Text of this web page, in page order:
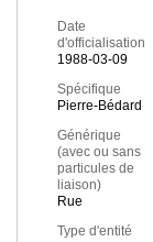
Date
d'officialisation
1988-03-09
Spécifique
Pierre-Bédard
Générique
(avec ou sans
particules de
liaison)
Rue
Type d'entité